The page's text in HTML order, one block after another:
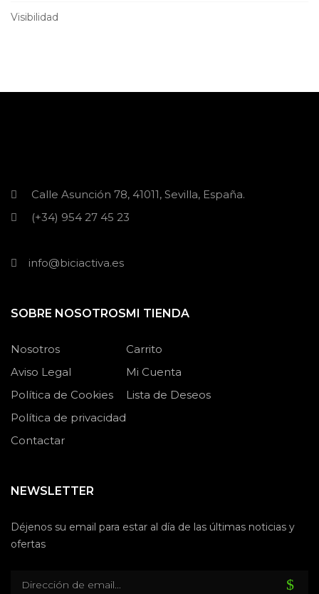
Visibilidad
Calle Asunción 78, 41011, Sevilla, España.
(+34) 954 27 45 23
info@biciactiva.es
SOBRE NOSOTROS
Nosotros
Aviso Legal
Política de Cookies
Política de privacidad
Contactar
MI TIENDA
Carrito
Mi Cuenta
Lista de Deseos
NEWSLETTER
Déjenos su email para estar al día de las últimas noticias y
ofertas